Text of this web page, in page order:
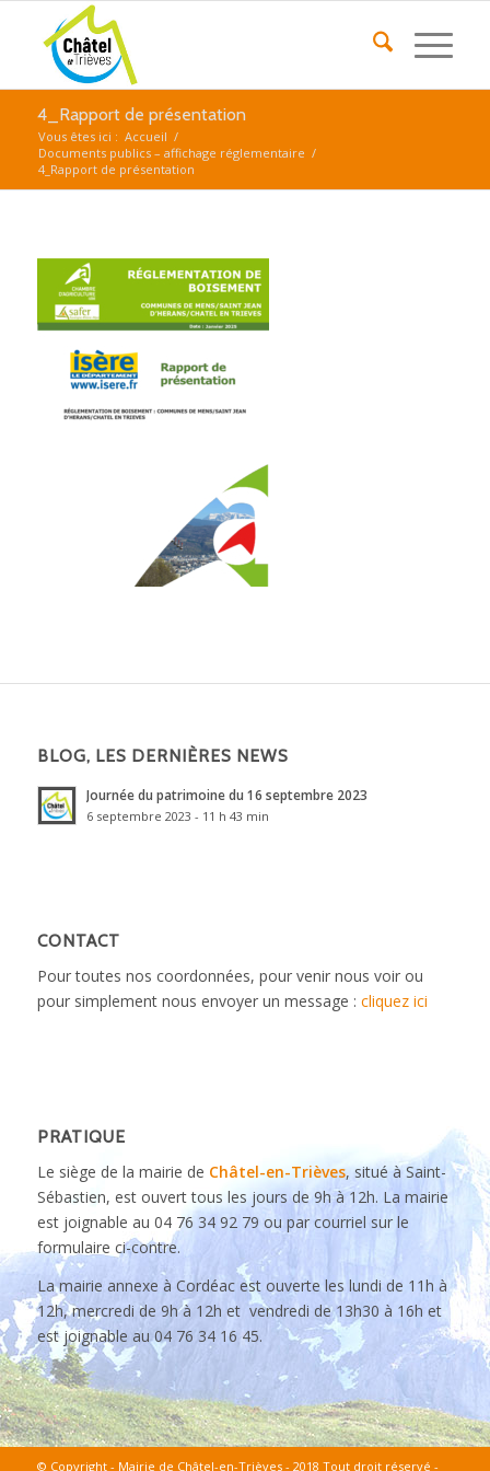
4_Rapport de présentation
Vous êtes ici : Accueil /
Documents publics – affichage réglementaire /
4_Rapport de présentation
BLOG, LES DERNIÈRES NEWS
Journée du patrimoine du 16 septembre 2023
6 septembre 2023 - 11 h 43 min
CONTACT
Pour toutes nos coordonnées, pour venir nous voir ou
pour simplement nous envoyer un message : cliquez ici
PRATIQUE
Le siège de la mairie de Châtel-en-Trièves, situé à Saint-
Sébastien, est ouvert tous les jours de 9h à 12h. La mairie
est joignable au 04 76 34 92 79 ou par courriel sur le
formulaire ci-contre.
La mairie annexe à Cordéac est ouverte les lundi de 11h à
12h, mercredi de 9h à 12h et vendredi de 13h30 à 16h et
est joignable au 04 76 34 16 45.
© Copyright - Mairie de Châtel-en-Trièves - 2018 Tout droit réservé -